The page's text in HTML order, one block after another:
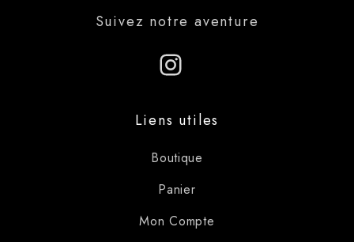
Suivez notre aventure
Instagram
Liens utiles
Boutique
Panier
Mon Compte